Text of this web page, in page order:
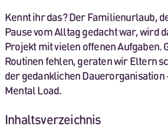
Kennt ihr das? Der Familienurlaub,
Pause vom Alltag gedacht war, wird
Projekt mit vielen offenen Aufgaben.
Routinen fehlen, geraten wir Eltern
der gedanklichen Dauerorganisation
Mental Load.
Inhaltsverzeichnis